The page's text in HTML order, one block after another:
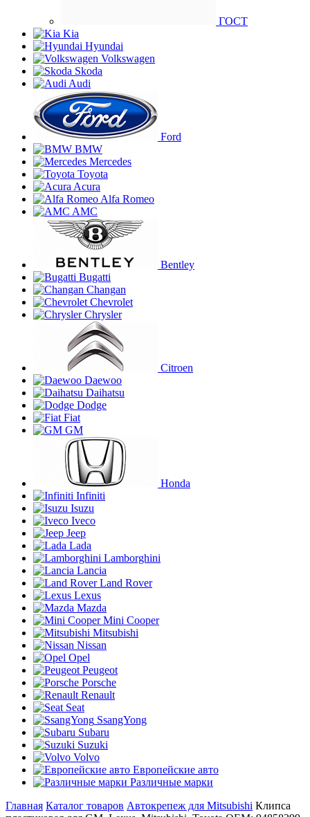
ГОСТ
Kia
Hyundai
Volkswagen
Skoda
Audi
Ford
BMW
Mercedes
Toyota
Acura
Alfa Romeo
AMC
Bentley
Bugatti
Changan
Chevrolet
Chrysler
Citroen
Daewoo
Daihatsu
Dodge
Fiat
GM
Honda
Infiniti
Isuzu
Iveco
Jeep
Lada
Lamborghini
Lancia
Land Rover
Lexus
Mazda
Mini Cooper
Mitsubishi
Nissan
Opel
Peugeot
Porsche
Renault
Seat
SsangYong
Subaru
Suzuki
Volvo
Европейские авто
Различные марки
Главная Каталог товаров Автокрепеж для Mitsubishi Клипса